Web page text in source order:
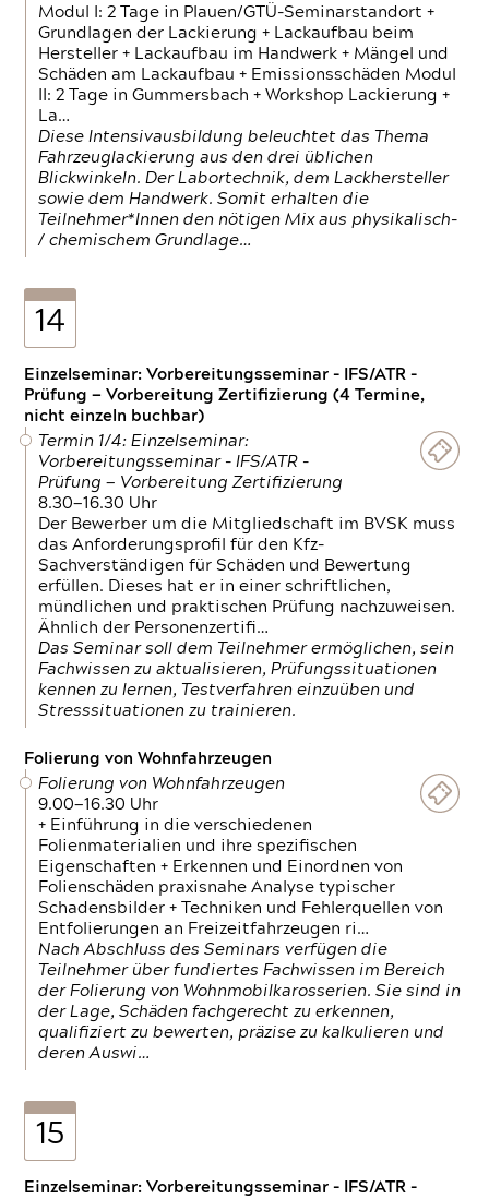
Modul I: 2 Tage in Plauen/GTÜ-Seminarstandort +
Grundlagen der Lackierung + Lackaufbau beim
Hersteller + Lackaufbau im Handwerk + Mängel und
Schäden am Lackaufbau + Emissionsschäden Modul
II: 2 Tage in Gummersbach + Workshop Lackierung +
La…
Diese Intensivausbildung beleuchtet das Thema
Fahrzeuglackierung aus den drei üblichen
Blickwinkeln. Der Labortechnik, dem Lackhersteller
sowie dem Handwerk. Somit erhalten die
Teilnehmer*Innen den nötigen Mix aus physikalisch-
/ chemischem Grundlage…
14
Einzelseminar: Vorbereitungsseminar - IFS/ATR -
Prüfung — Vorbereitung Zertifizierung (4 Termine,
nicht einzeln buchbar)
Termin 1/4: Einzelseminar:
Vorbereitungsseminar - IFS/ATR -
Prüfung — Vorbereitung Zertifizierung
8.30—16.30 Uhr
Der Bewerber um die Mitgliedschaft im BVSK muss
das Anforderungsprofil für den Kfz-
Sachverständigen für Schäden und Bewertung
erfüllen. Dieses hat er in einer schriftlichen,
mündlichen und praktischen Prüfung nachzuweisen.
Ähnlich der Personenzertifi…
Das Seminar soll dem Teilnehmer ermöglichen, sein
Fachwissen zu aktualisieren, Prüfungssituationen
kennen zu lernen, Testverfahren einzuüben und
Stresssituationen zu trainieren.
Folierung von Wohnfahrzeugen
Folierung von Wohnfahrzeugen
9.00—16.30 Uhr
+ Einführung in die verschiedenen
Folienmaterialien und ihre spezifischen
Eigenschaften + Erkennen und Einordnen von
Folienschäden praxisnahe Analyse typischer
Schadensbilder + Techniken und Fehlerquellen von
Entfolierungen an Freizeitfahrzeugen ri…
Nach Abschluss des Seminars verfügen die
Teilnehmer über fundiertes Fachwissen im Bereich
der Folierung von Wohnmobilkarosserien. Sie sind in
der Lage, Schäden fachgerecht zu erkennen,
qualifiziert zu bewerten, präzise zu kalkulieren und
deren Auswi…
15
Einzelseminar: Vorbereitungsseminar - IFS/ATR -